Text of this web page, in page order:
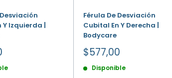
Y Izquierda |
Férula De Desviación
Cubital En Y Derecha |
Bodycare
Precio
de
venta
$577,00
Disponible